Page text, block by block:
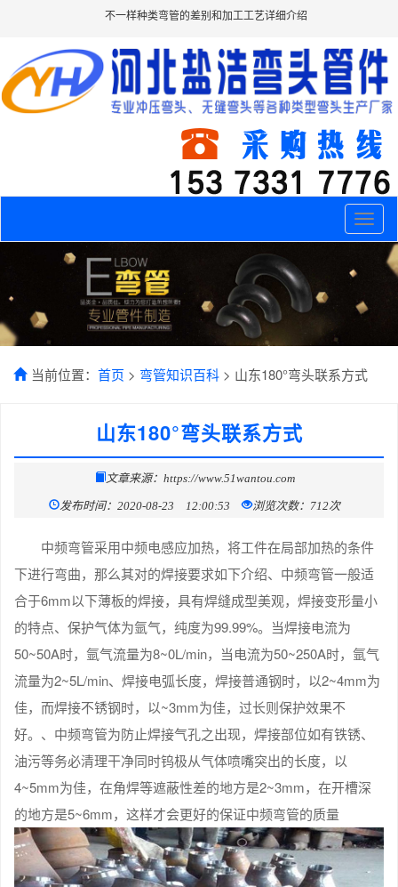
不一样种类弯管的差别和加工工艺详细介绍
Toggle
当前位置： 首页 > 弯管知识百科 > 山东180°弯头联系方式
山东180°弯头联系方式
文章来源：https://www.51wantou.com
发布时间：2020-08-23 12:00:53 浏览次数：712次
中频弯管采用中频电感应加热，将工件在局部加热的条件
下进行弯曲，那么其对的焊接要求如下介绍、中频弯管一般适
合于6mm以下薄板的焊接，具有焊缝成型美观，焊接变形量小
的特点、保护气体为氩气，纯度为99.99%。当焊接电流为
50~50A时，氩气流量为8~0L/min，当电流为50~250A时，氩气
流量为2~5L/min、焊接电弧长度，焊接普通钢时，以2~4mm为
佳，而焊接不锈钢时，以~3mm为佳，过长则保护效果不
好。、中频弯管为防止焊接气孔之出现，焊接部位如有铁锈、
油污等务必清理干净同时钨极从气体喷嘴突出的长度，以
4~5mm为佳，在角焊等遮蔽性差的地方是2~3mm，在开槽深
的地方是5~6mm，这样才会更好的保证中频弯管的质量